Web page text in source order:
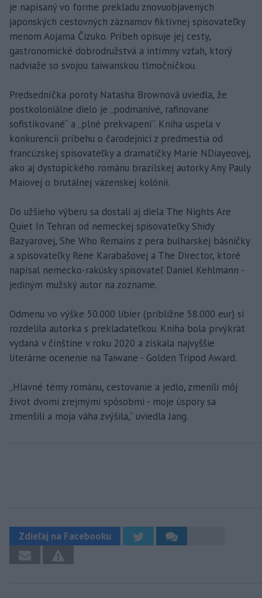
je napísaný vo forme prekladu znovuobjavených
japonských cestovných záznamov fiktívnej spisovateľky
menom Aojama Čizuko. Príbeh opisuje jej cesty,
gastronomické dobrodružstvá a intímny vzťah, ktorý
nadviaže so svojou taiwanskou tlmočníčkou.
Predsedníčka poroty Natasha Brownová uviedla, že
postkoloniálne dielo je „podmanivé, rafinovane
sofistikované“ a „plné prekvapení“. Kniha uspela v
konkurencii príbehu o čarodejnici z predmestia od
francúzskej spisovateľky a dramatičky Marie NDiayeovej,
ako aj dystopického románu brazílskej autorky Any Pauly
Maiovej o brutálnej väzenskej kolónii.
Do užšieho výberu sa dostali aj diela The Nights Are
Quiet In Tehran od nemeckej spisovateľky Shidy
Bazyarovej, She Who Remains z pera bulharskej básničky
a spisovateľky Rene Karabašovej a The Director, ktoré
napísal nemecko-rakúsky spisovateľ Daniel Kehlmann -
jediným mužský autor na zozname.
Odmenu vo výške 50.000 libier (približne 58.000 eur) si
rozdelila autorka s prekladateľkou. Kniha bola prvýkrát
vydaná v čínštine v roku 2020 a získala najvyššie
literárne ocenenie na Taiwane - Golden Tripod Award.
„Hlavné témy románu, cestovanie a jedlo, zmenili môj
život dvomi zrejmými spôsobmi - moje úspory sa
zmenšili a moja váha zvýšila,“ uviedla Jang.
Zdieľaj na Facebooku